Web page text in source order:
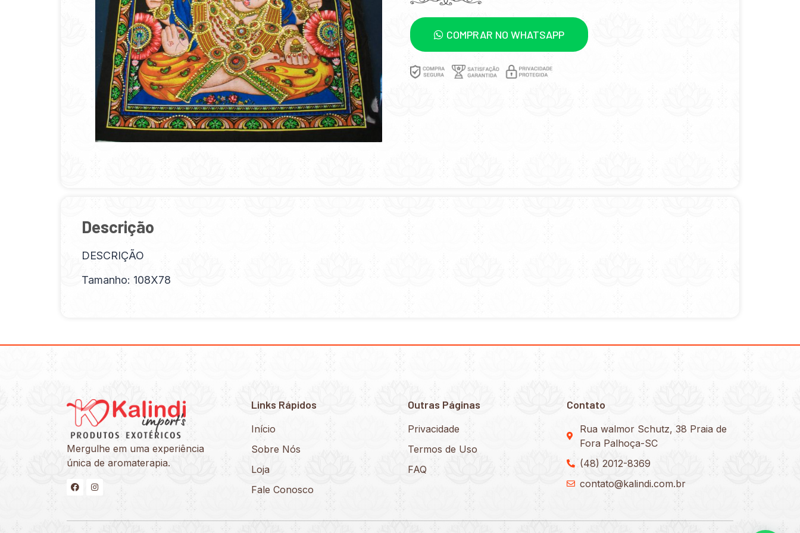
COMPRAR NO WHATSAPP
Descrição
DESCRIÇÃO
Tamanho: 108X78
Mergulhe em uma experiência
única de aromaterapia.
Links Rápidos
Início
Sobre Nós
Loja
Fale Conosco
Outras Páginas
Privacidade
Termos de Uso
FAQ
Contato
Rua walmor Schutz, 38 Praia de
Fora Palhoça-SC
(48) 2012-8369
contato@kalindi.com.br